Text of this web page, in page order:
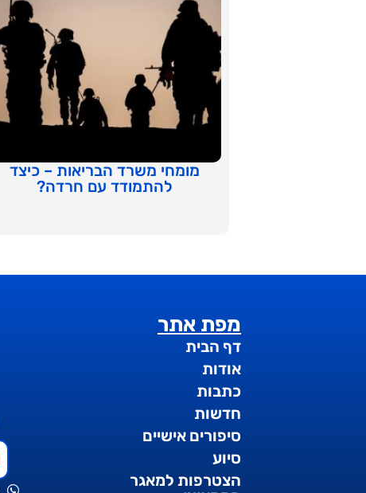
מומחי משרד הבריאות – כיצד
להתמודד עם חרדה?
מפת אתר
דף הבית
אודות
כתבות
חדשות
סיפורים אישיים
סיוע
הצטרפות למאגר